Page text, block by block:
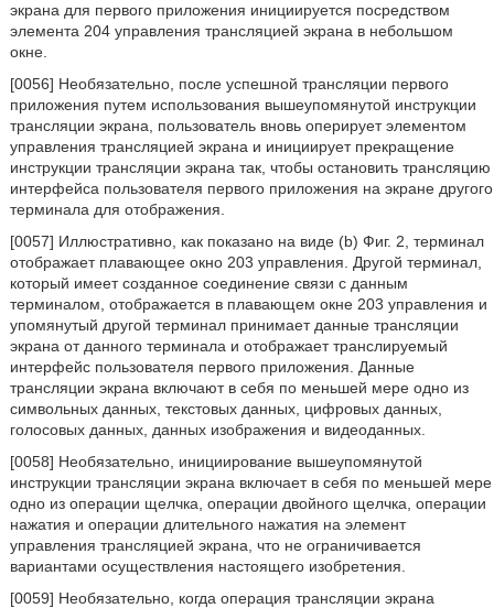
экрана для первого приложения инициируется посредством
элемента 204 управления трансляцией экрана в небольшом
окне.
[0056] Необязательно, после успешной трансляции первого
приложения путем использования вышеупомянутой инструкции
трансляции экрана, пользователь вновь оперирует элементом
управления трансляцией экрана и инициирует прекращение
инструкции трансляции экрана так, чтобы остановить трансляцию
интерфейса пользователя первого приложения на экране другого
терминала для отображения.
[0057] Иллюстративно, как показано на виде (b) Фиг. 2, терминал
отображает плавающее окно 203 управления. Другой терминал,
который имеет созданное соединение связи с данным
терминалом, отображается в плавающем окне 203 управления и
упомянутый другой терминал принимает данные трансляции
экрана от данного терминала и отображает транслируемый
интерфейс пользователя первого приложения. Данные
трансляции экрана включают в себя по меньшей мере одно из
символьных данных, текстовых данных, цифровых данных,
голосовых данных, данных изображения и видеоданных.
[0058] Необязательно, инициирование вышеупомянутой
инструкции трансляции экрана включает в себя по меньшей мере
одно из операции щелчка, операции двойного щелчка, операции
нажатия и операции длительного нажатия на элемент
управления трансляцией экрана, что не ограничивается
вариантами осуществления настоящего изобретения.
[0059] Необязательно, когда операция трансляции экрана